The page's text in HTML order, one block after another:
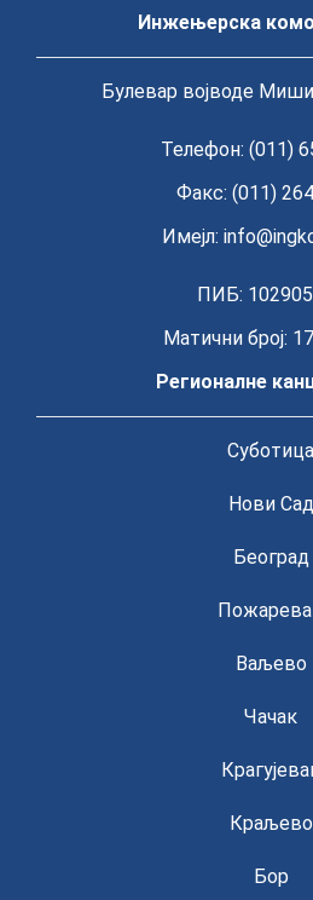
Инжењерска
Булевар војводе
Телефон: (011)
Факс: (011)
Имејл:
ПИБ:
Матични број:
Регионалне
Суботица
Нови Сад
Београд
Ваљево
Чачак
Краљево
Бор